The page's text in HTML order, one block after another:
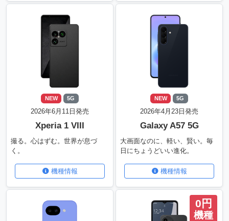
NEW 5G
2026年6月11日発売
Xperia 1 VIII
撮る。心はずむ。世界が息づ
く。
機種情報
NEW 5G
2026年4月23日発売
Galaxy A57 5G
大画面なのに、軽い、賢い。毎
日にちょうどいい進化。
機種情報
0円
機種